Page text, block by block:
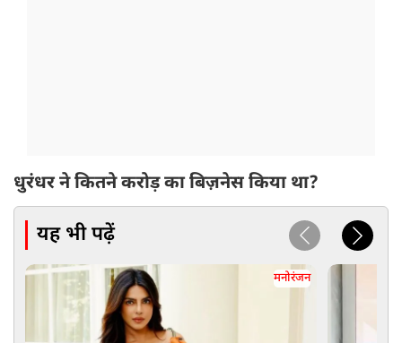
धुरंधर ने कितने करोड़ का बिज़नेस किया था?
यह भी पढ़ें
मनोरंजन